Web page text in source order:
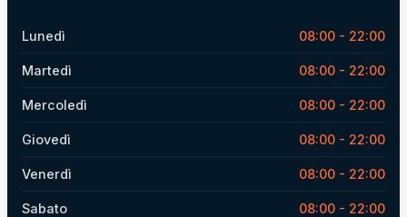
Lunedì 08:00 - 22:00
Martedì 08:00 - 22:00
Mercoledì 08:00 - 22:00
Giovedì 08:00 - 22:00
Venerdì 08:00 - 22:00
Sabato 08:00 - 22:00